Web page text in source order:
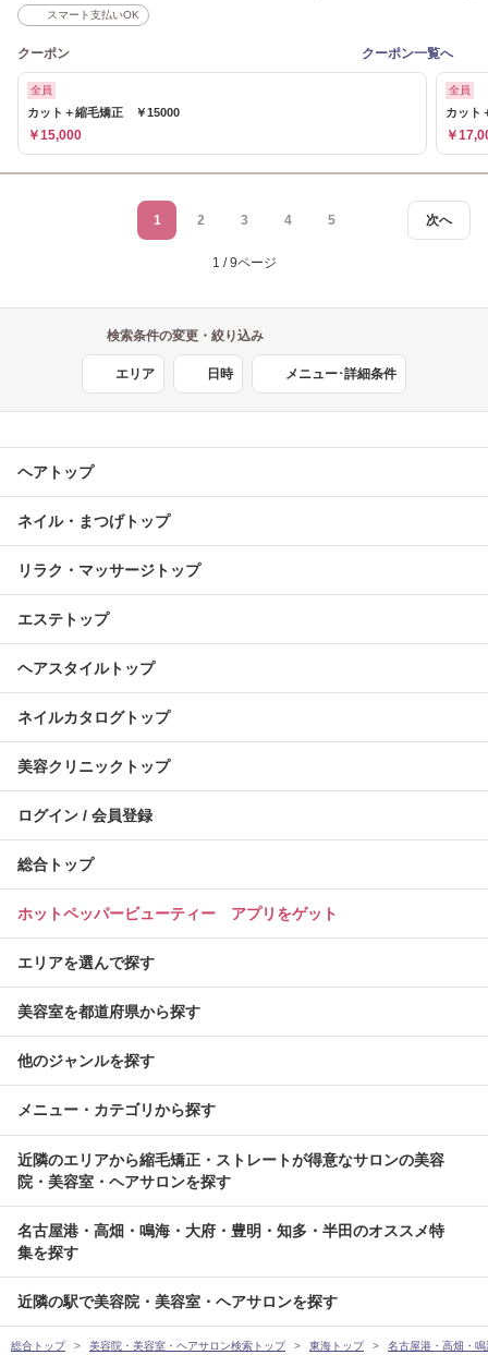
スマート支払いOK
クーポン クーポン一覧へ
全員
カット＋縮毛矯正 ￥15000
￥15,000
全員
カット
￥
次へ
1 2 3 4 5
1 / 9ページ
検索条件の変更・絞り込み
エリア 日時 メニュー･詳細条件
ヘアトップ
ネイル・まつげトップ
リラク・マッサージトップ
エステトップ
ヘアスタイルトップ
ネイルカタログトップ
美容クリニックトップ
ログイン / 会員登録
総合トップ
ホットペッパービューティー アプリをゲット
エリアを選んで探す
美容室を都道府県から探す
他のジャンルを探す
メニュー・カテゴリから探す
近隣のエリアから縮毛矯正・ストレートが得意なサロンの美容
院・美容室・ヘアサロンを探す
名古屋港・高畑・鳴海・大府・豊明・知多・半田のオススメ特
集を探す
近隣の駅で美容院・美容室・ヘアサロンを探す
総合トップ 美容院・美容室・ヘアサロン検索トップ 東海トップ 名古屋港・高畑・